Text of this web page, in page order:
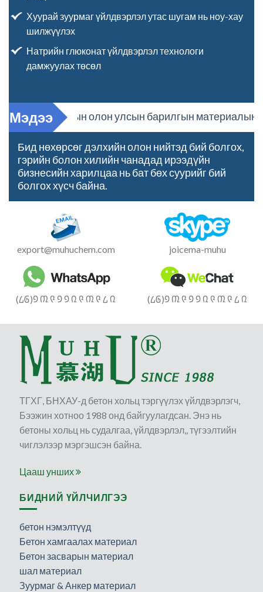
Хуурай зуурмаг үйлдвэрлэл утас шугам нь ноу-хау
шилжүүлэх
Натрийн глюконат үйлдвэрлэл технологи
дамжуулах төсөл
Мэдээ
2017 Саудын олон улсын барилгын материалын
Бид нөхөрсөг дэлхийн олон нийтэд бий болгох,
гэрийн болон хилийн чанадад ирээдүйн
бизнесийн харилцаа нь бат бөх суурийг бий
болгох хүсч байна.
export@muhuchem.com joicema-muhu
(᠘᠖)᠑ ᠓ ᠙ ᠑ ᠑ ᠒ ᠙ ᠓ ᠙ ᠘ ᠒ (᠘᠖)᠑ ᠓ ᠙ ᠑ ᠑ ᠒ ᠙ ᠓ ᠙ ᠘ ᠒
ТГХГ, БНХАУ-д бетон хольц тэргүүлэх үйлдвэрлэгч,
Бээжин хотноо 1988 онд байгуулагдсан. Энэ нь
бетоны хольц нь судалгаа, үйлдвэрлэл,, түгээлтийн
чиглэлээр мэргэшсэн байна.
Цааш унших
БИДНИЙ ҮЙЛЧИЛГЭЭ
бетон нэмэлтүүд
Бетон хамгаалах материал
Бетон засварын материал
шал материал
Зуурмаг & Анкер материал